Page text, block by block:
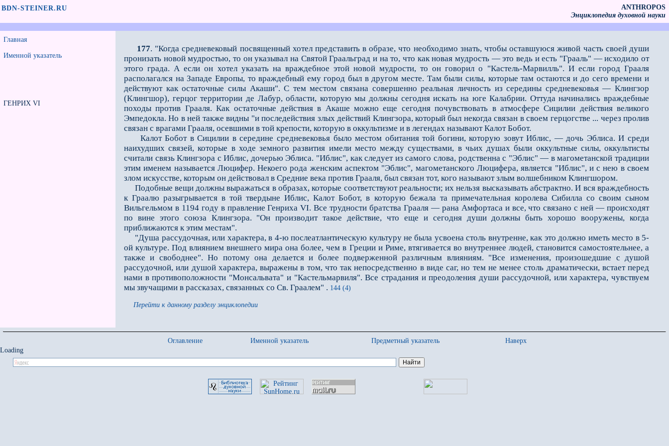
BDN-STEINER.RU
ANTHROPOS
Энциклопедия духовной науки
Главная
Именной указатель
ГЕНРИХ VI
177. "Когда средневековый посвященный хотел представить в образе, что необходимо знать, чтобы оста­вшуюся живой часть своей души
пронизать новой мудростью, то он указывал на Святой Граальград и на то, что как новая мудрость — это ведь и есть "Грааль" — исходило от
этого града. А если он хотел указать на враждебное этой новой мудрости, то он говорил о "Кастель-Марвилль". И если город Грааля
располагал­ся на Западе Европы, то враждебный ему город был в другом месте. Там были силы, которые там оста­ются и до сего времени и
действуют как остаточные силы Акаши". С тем местом связана совершенно реаль­ная личность из середины средневековья — Клингзор
(Клингшор), герцог территории де Лабур, области, которую мы должны сегодня искать на юге Калабрии. Оттуда начинались враждебные
походы против Грааля. Как остаточные действия в Акаше можно еще сегодня почувствовать в атмосфере Сицилии действия великого
Эмпедокла. Но в ней также видны "и последействия злых действий Клингзора, который был некогда связан в своем герцогстве ... через пролив
связан с врагами Грааля, осевшими в той крепости, которую в оккультизме и в легендах называют Калот Бобот.
Калот Бобот в Сицилии в середине средневековья было местом обитания той богини, которую зовут Иб­лис, — дочь Эблиса. И среди
наихудших связей, которые в ходе земного развития имели место между сущес­твами, в чьих душах были оккультные силы, оккультисты
считали связь Клингзора с Иблис, дочерью Эблиса. "Иблис", как следует из самого слова, родственна с "Эблис" — в магометанской традиции
этим именем называется Люцифер. Некоего рода женским аспектом "Эблис", магометанского Люцифера, является "Иблис", и с нею в своем
злом искусстве, которым он действовал в Средние века против Грааля, был связан тот, кого называют злым волшебником Клингшором.
Подобные вещи должны выражаться в образах, которые соответствуют реальности; их нельзя высказывать абстрактно. И вся враждебность
к Граалю разыгрывается в той твердыне Иблис, Калот Бобот, в которую бежала та примечательная королева Сибилла со своим сыном
Вильгельмом в 1194 году в правление Генри­ха VI. Все трудности братства Грааля — рана Амфортаса и все, что связано с ней — происходят
по вине этого союза Клингзора. "Он производит такое действие, что еще и сегодня души должны быть хорошо вооружены, когда
приближаются к этим местам".
"Душа рассудочная, или характера, в 4-ю послеатлантическую культуру не была усвоена столь внутре­нне, как это должно иметь место в 5-
ой культуре. Под влиянием внешнего мира она более, чем в Греции и Риме, втягивается во внутреннее людей, становится самостоятельнее, а
также и свободнее". Но потому она делается и более подверженной различным влияниям. "Все изменения, произошедшие с душой
рассудочной, или душой характера, выражены в том, что так непосредственно в виде саг, но тем не менее столь драматически, встает перед
нами в противоположности "Монсальвата" и "Кастельмарвиля". Все страдания и преодоления души рассудочной, или характера, чувствуем
мы звучащими в рассказах, связанных со Св. Граалем" . 144 (4)
Перейти к данному разделу энциклопедии
Оглавление Именной указатель Предметный указатель
Наверх
Loading